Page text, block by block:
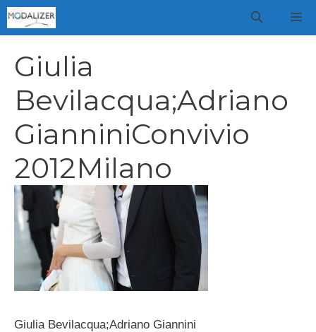
Vai
al
Giulia
Bevilacqua;Adriano
GianniniConvivio
2012Milano
Giulia Bevilacqua;Adriano Giannini